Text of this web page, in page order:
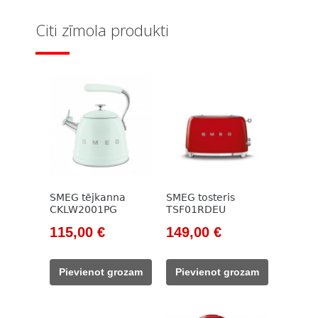
Citi zīmola produkti
SMEG tējkanna
CKLW2001PG
Original
was:
133,00 €.
115,00 €Current
115,00 €.
Pievienot grozam
SMEG tosteris
TSF01RDEU
Original
was:
171,00 €.
149,00 €Current
149,00 €.
Pievienot grozam